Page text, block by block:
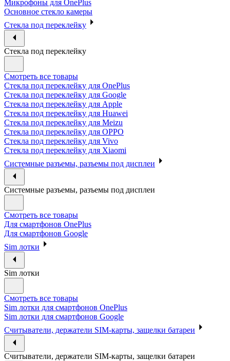
Микрофоны для OnePlus
Основное стекло камеры
Стекла под переклейку
Стекла под переклейку
Смотреть все товары
Стекла под переклейку для OnePlus
Стекла под переклейку для Google
Стекла под переклейку для Apple
Стекла под переклейку для Huawei
Стекла под переклейку для Meizu
Стекла под переклейку для OPPO
Стекла под переклейку для Vivo
Стекла под переклейку для Xiaomi
Системные разъемы, разъемы под дисплеи
Системные разъемы, разъемы под дисплеи
Смотреть все товары
Для смартфонов OnePlus
Для смартфонов Google
Sim лотки
Sim лотки
Смотреть все товары
Sim лотки для смартфонов OnePlus
Sim лотки для смартфонов Google
Считыватели, держатели SIM-карты, защелки батареи
Считыватели, держатели SIM-карты, защелки батареи